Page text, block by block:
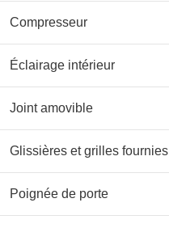
Compresseur
Éclairage intérieur
Joint amovible
Glissières et grilles fournies
Poignée de porte